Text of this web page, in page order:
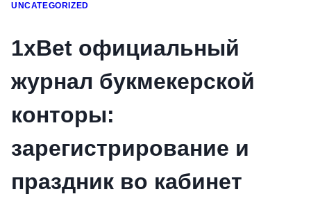
โทรศัพท์มือถือ
อุปกรณ์เสริมโทรศัพท์
สินค้าตามแบรนด์
UNCATEGORIZED
1xBet официальный
журнал букмекерской
конторы:
зарегистрирование и
праздник во кабинет